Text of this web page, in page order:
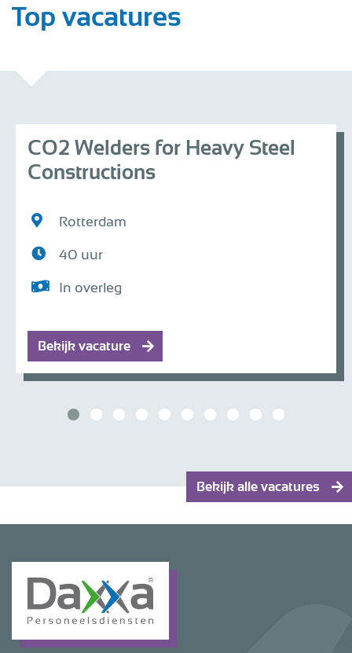
Top vacatures
CO2 Welders for Heavy Steel
Constructions
Rotterdam
40 uur
In overleg
Bekijk vacature
Bekijk alle vacatures